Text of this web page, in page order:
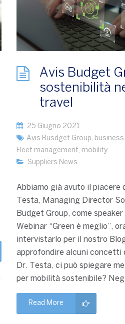
Avis Budget
sostenibilità
travel
25 Giugno 2021
Avis Busdget Group, business
Fleet management, mobility
Suppliers News
Abbiamo già avuto il piacere
Testa, Managing Director
Budget Group, come
Webinar “Green è meglio”,
intervistarlo per il nostro
approfondire alcuni concetti
Dr. Testa, ci può spiegare
per mobilità sostenibile?
Read More